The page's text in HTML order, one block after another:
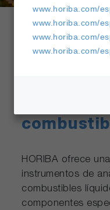
Procesos
HORIBA ofrece
instrumentos de
combustibles
componentes
www.horiba.com/
www.horiba.com/
www.horiba.com/
www.horiba.com/